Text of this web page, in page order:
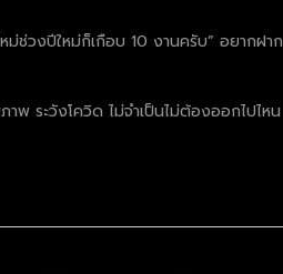
ช่วงปีใหม่ก็เกือบ 10 งานครับ” อยากฝาก
ระวังโควิด ไม่จำเป็นไม่ต้องออกไปไหน